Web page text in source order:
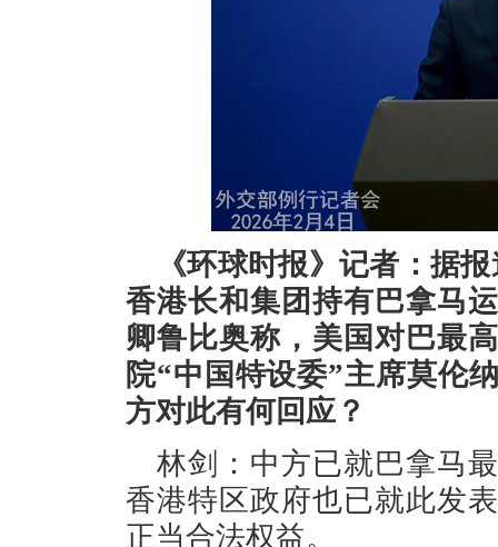
《环球时报》记者：据
香港长和集团持有巴拿马
卿鲁比奥称，美国对巴最
院“中国特设委”主席莫伦
方对此有何回应？
林剑：中方已就巴拿马
香港特区政府也已就此发
正当合法权益。